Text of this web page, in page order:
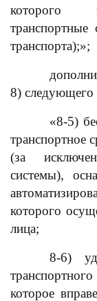
которого
транспортные
транспорта);»;
8) следующего
«8-5)
транспортное
(за
системы),
которого
лица;
8-6)
которое